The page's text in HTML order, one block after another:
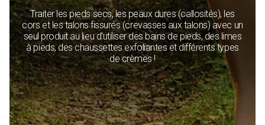
Traiter les pieds secs, les peaux dures (callosités), les
cors et les talons fissurés (crevasses aux talons) avec un
seul produit au lieu d'utiliser des bains de pieds, des limes
à pieds, des chaussettes exfoliantes et différents types
de crèmes !